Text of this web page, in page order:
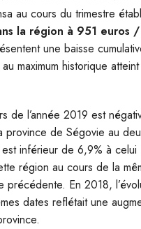
au cours du trimestre
la région à 951 euros /
une baisse
maximum historique
de l’année 2019 est
province de Ségovie au
inférieur de 6,9% à celui
région au cours de la
précédente. En 2018,
dates reflétait une